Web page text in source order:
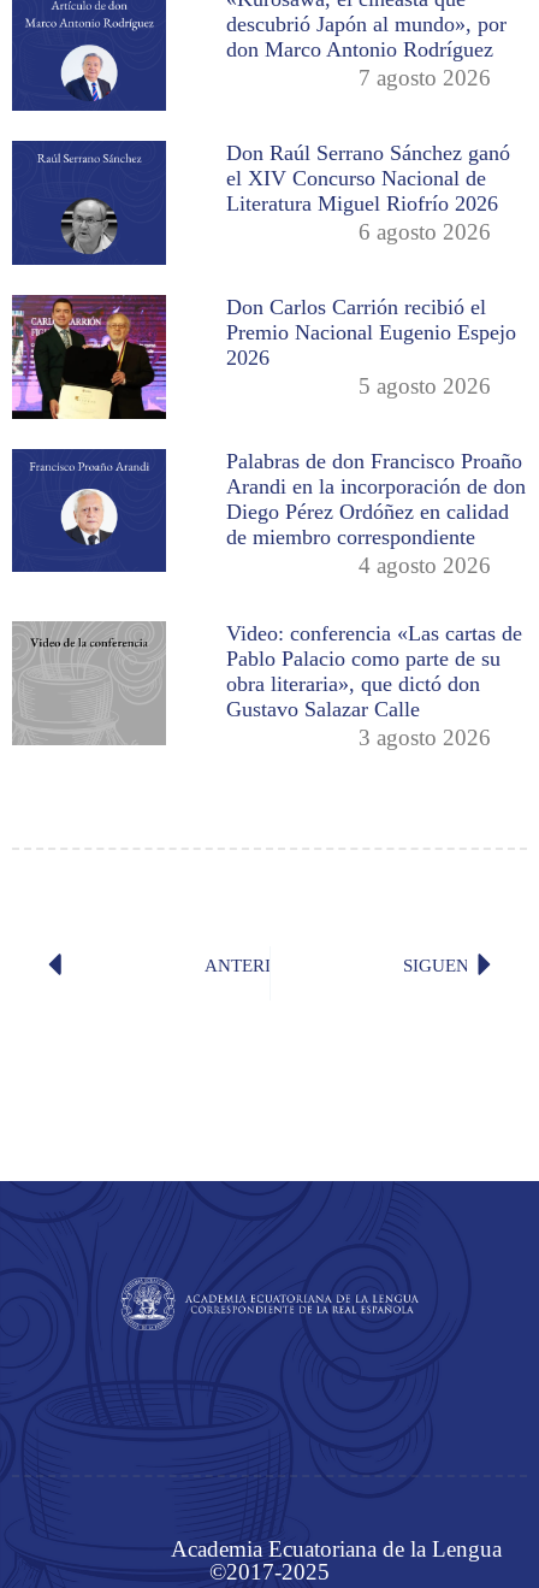
descubrió Japón al mundo», por
don Marco Antonio Rodríguez
7 agosto 2026
Don Raúl Serrano Sánchez ganó
el XIV Concurso Nacional de
Literatura Miguel Riofrío 2026
6 agosto 2026
Don Carlos Carrión recibió el
Premio Nacional Eugenio Espejo
2026
5 agosto 2026
Palabras de don Francisco Proaño
Arandi en la incorporación de don
Diego Pérez Ordóñez en calidad
de miembro correspondiente
4 agosto 2026
Video: conferencia «Las cartas de
Pablo Palacio como parte de su
obra literaria», que dictó don
Gustavo Salazar Calle
3 agosto 2026
ANTERIOR Presentación de «Poesía
SIGUENTE«¿A
Academia Ecuatoriana de la Lengua
©2017-2025